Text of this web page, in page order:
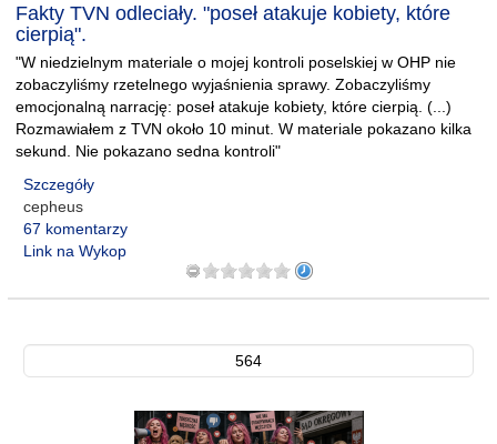
Fakty TVN odleciały. "poseł atakuje kobiety, które
cierpią".
"W niedzielnym materiale o mojej kontroli poselskiej w OHP nie
zobaczyliśmy rzetelnego wyjaśnienia sprawy. Zobaczyliśmy
emocjonalną narrację: poseł atakuje kobiety, które cierpią. (...)
Rozmawiałem z TVN około 10 minut. W materiale pokazano kilka
sekund. Nie pokazano sedna kontroli"
Szczegóły
cepheus
67 komentarzy
Link na Wykop
564